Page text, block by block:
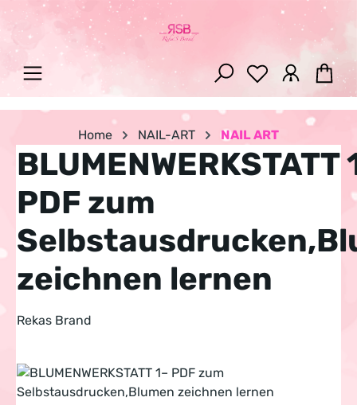
Zum Hauptinhalt springen
Home NAIL-ART NAIL ART
BLUMENWERKSTATT
PDF zum
zeichnen lernen
Rekas Brand
Bildergalerie überspringen